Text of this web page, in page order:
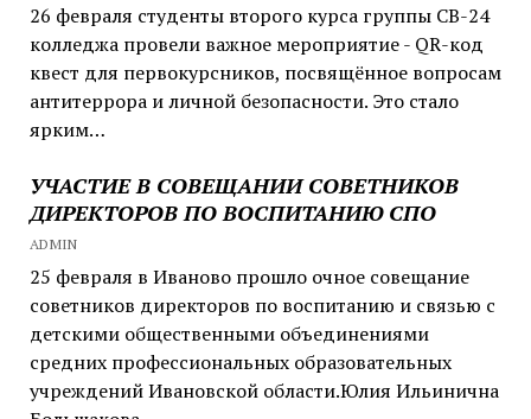
26 февраля студенты второго курса группы СВ-24
колледжа провели важное мероприятие - QR-код
квест для первокурсников, посвящённое вопросам
антитеррора и личной безопасности. Это стало
ярким…
УЧАСТИЕ В СОВЕЩАНИИ СОВЕТНИКОВ
ДИРЕКТОРОВ ПО ВОСПИТАНИЮ СПО
ADMIN
25 февраля в Иваново прошло очное совещание
советников директоров по воспитанию и связью с
детскими общественными объединениями
средних профессиональных образовательных
учреждений Ивановской области.Юлия Ильинична